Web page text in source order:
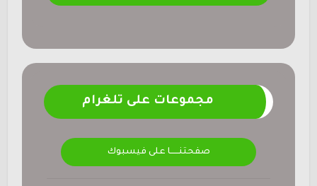
مجموعات على تلغرام
صفحتنــــــا على فيسبوك